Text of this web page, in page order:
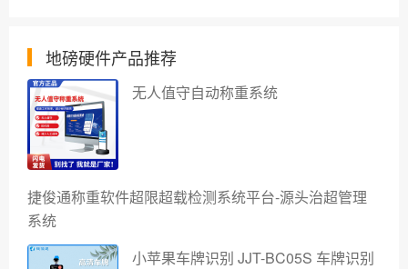
地磅硬件产品推荐
无人值守自动称重系统
捷俊通称重软件超限超载检测系统平台-源头治超管理
系统
小苹果车牌识别 JJT-BC05S 车牌识别